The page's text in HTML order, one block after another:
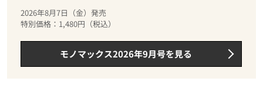
2026年8月7日（金）発売
特別価格：1,480円（税込）
モノマックス2026年9月号を見る